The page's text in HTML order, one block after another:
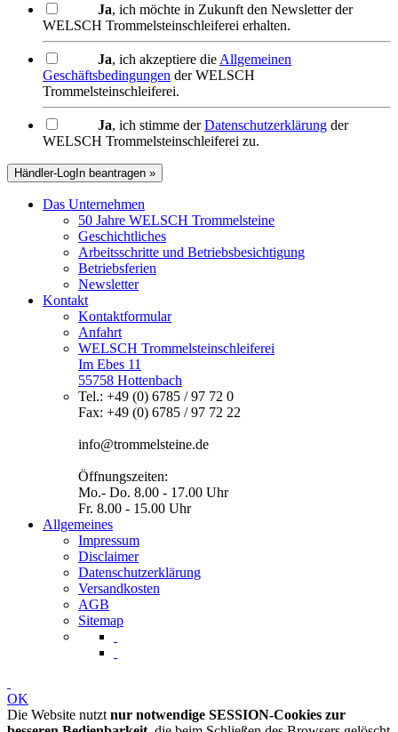
Ja, ich möchte in Zukunft den Newsletter der
WELSCH Trommelsteinschleiferei erhalten.
Ja, ich akzeptiere die Allgemeinen
Geschäftsbedingungen der WELSCH
Trommelsteinschleiferei.
Ja, ich stimme derDatenschutzerklärung der
WELSCH Trommelsteinschleiferei zu.
Händler-LogIn beantragen »
Das Unternehmen
50 Jahre WELSCH Trommelsteine
Geschichtliches
Arbeitsschritte und Betriebsbesichtigung
Betriebsferien
Newsletter
Kontakt
Kontaktformular
Anfahrt
WELSCH Trommelsteinschleiferei
Im Ebes 11
55758 Hottenbach
Tel.: +49 (0) 6785 / 97 72 0
Fax: +49 (0) 6785 / 97 72 22
info@trommelsteine.de
Öffnungszeiten:
Mo.- Do. 8.00 - 17.00 Uhr
Fr. 8.00 - 15.00 Uhr
Allgemeines
Impressum
Disclaimer
Datenschutzerklärung
Versandkosten
AGB
Sitemap
OK
Die Website nutzt nur notwendige SESSION-Cookies zur